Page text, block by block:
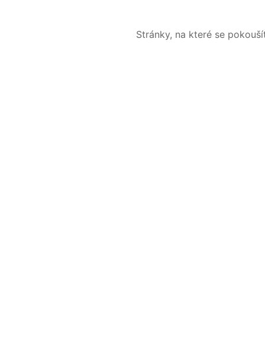
Stránky, na které se